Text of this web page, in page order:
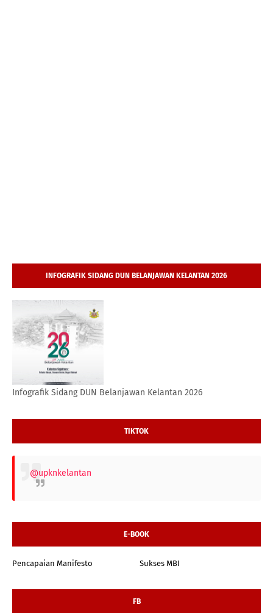
INFOGRAFIK SIDANG DUN BELANJAWAN KELANTAN 2026
Infografik Sidang DUN Belanjawan Kelantan 2026
TIKTOK
@upknkelantan
E-BOOK
Pencapaian Manifesto Sukses MBI
FB